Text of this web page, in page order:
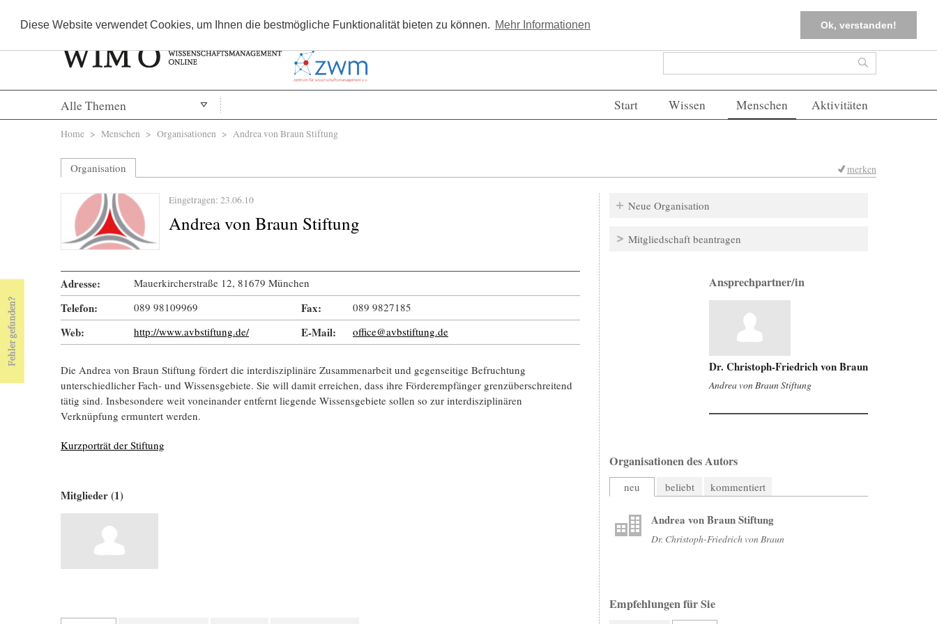
Diese Website verwendet Cookies, um Ihnen die bestmögliche Funktionalität bieten zu können. Mehr Informationen Ok, verstanden!
Kostenlos registrieren FAQs Einloggen
Suchformular Suche
Alle Themen Start Wissen Menschen Aktivitäten
Sie sind hier
Home > Menschen > Organisationen > Andrea von Braun Stiftung
Organisation merken
Eingetragen: 23.06.10
Andrea von Braun Stiftung
Adresse: Mauerkircherstraße 12, 81679 München
Telefon: 089 98109969 Fax: 089 9827185
Web: http://www.avbstiftung.de/ E-Mail: office@avbstiftung.de
Die Andrea von Braun Stiftung fördert die interdisziplinäre Zusammenarbeit und gegenseitige Befruchtung
unterschiedlicher Fach- und Wissensgebiete. Sie will damit erreichen, dass ihre Förderempfänger grenzüberschreitend
tätig sind. Insbesondere weit voneinander entfernt liegende Wissensgebiete sollen so zur interdisziplinären
Verknüpfung ermuntert werden.
Kurzporträt der Stiftung
Mitglieder (1)
Neue Organisation
Mitgliedschaft beantragen
Ansprechpartner/in
Dr. Christoph-Friedrich von Braun
Andrea von Braun Stiftung
Organisationen des Autors
neu beliebt kommentiert
Andrea von Braun Stiftung
Dr. Christoph-Friedrich von Braun
Empfehlungen für Sie